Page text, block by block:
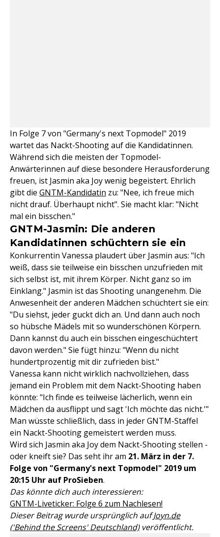
In Folge 7 von "Germany's next Topmodel" 2019
wartet das Nackt-Shooting auf die Kandidatinnen.
Während sich die meisten der Topmodel-
Anwärterinnen auf diese besondere Herausforderung
freuen, ist Jasmin aka Joy wenig begeistert. Ehrlich
gibt die GNTM-Kandidatin zu: "Nee, ich freue mich
nicht drauf. Überhaupt nicht". Sie macht klar: "Nicht
mal ein bisschen."
GNTM-Jasmin: Die anderen
Kandidatinnen schüchtern sie ein
Konkurrentin Vanessa plaudert über Jasmin aus: "Ich
weiß, dass sie teilweise ein bisschen unzufrieden mit
sich selbst ist, mit ihrem Körper. Nicht ganz so im
Einklang." Jasmin ist das Shooting unangenehm. Die
Anwesenheit der anderen Mädchen schüchtert sie ein:
"Du siehst, jeder guckt dich an. Und dann auch noch
so hübsche Mädels mit so wunderschönen Körpern.
Dann kannst du auch ein bisschen eingeschüchtert
davon werden." Sie fügt hinzu: "Wenn du nicht
hundertprozentig mit dir zufrieden bist."
Vanessa kann nicht wirklich nachvollziehen, dass
jemand ein Problem mit dem Nackt-Shooting haben
könnte: "Ich finde es teilweise lächerlich, wenn ein
Mädchen da ausflippt und sagt 'Ich möchte das nicht.'"
Man wüsste schließlich, dass in jeder GNTM-Staffel
ein Nackt-Shooting gemeistert werden muss.
Wird sich Jasmin aka Joy dem Nackt-Shooting stellen -
oder kneift sie? Das seht ihr am 21. März in der 7.
Folge von "Germany's next Topmodel" 2019 um
20:15 Uhr auf ProSieben.
Das könnte dich auch interessieren:
GNTM-Liveticker: Folge 6 zum Nachlesen!
Dieser Beitrag wurde ursprünglich aufJoyn.de
('Behind the Screens' Deutschland)veröffentlicht.